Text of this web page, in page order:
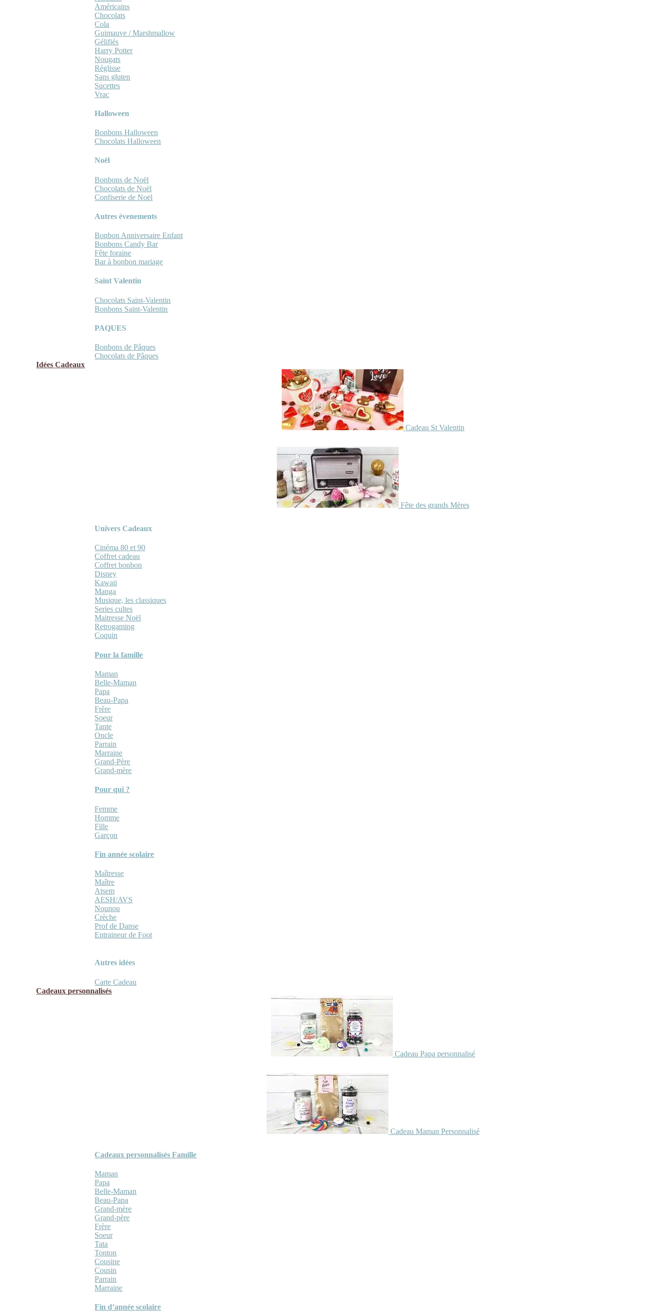
Américains
Chocolats
Cola
Guimauve / Marshmallow
Gélifiés
Harry Potter
Nougats
Réglisse
Sans gluten
Sucettes
Vrac
Halloween
Bonbons Halloween
Chocolats Halloween
Noël
Bonbons de Noël
Chocolats de Noël
Confiserie de Noël
Autres évenements
Bonbon Anniversaire Enfant
Bonbons Candy Bar
Fête foraine
Bar à bonbon mariage
Saint Valentin
Chocolats Saint-Valentin
Bonbons Saint-Valentin
PAQUES
Bonbons de Pâques
Chocolats de Pâques
Idées Cadeaux
Cadeau St Valentin
Fête des grands Mères
Univers Cadeaux
Cinéma 80 et 90
Coffret cadeau
Coffret bonbon
Disney
Kawaii
Manga
Musique, les classiques
Series cultes
Maitresse Noël
Retrogaming
Coquin
Pour la famille
Maman
Belle-Maman
Papa
Beau-Papa
Frère
Soeur
Tante
Oncle
Parrain
Marraine
Grand-Père
Grand-mère
Pour qui ?
Femme
Homme
Fille
Garçon
Fin année scolaire
Maîtresse
Maître
Atsem
AESH/AVS
Nounou
Crèche
Prof de Danse
Entraineur de Foot
Autres idées
Carte Cadeau
Cadeaux personnalisés
Cadeau Papa personnalisé
Cadeau Maman Personnalisé
Cadeaux personnalisés Famille
Maman
Papa
Belle-Maman
Beau-Papa
Grand-mère
Grand-père
Frère
Soeur
Tata
Tonton
Cousine
Cousin
Parrain
Marraine
Fin d’année scolaire